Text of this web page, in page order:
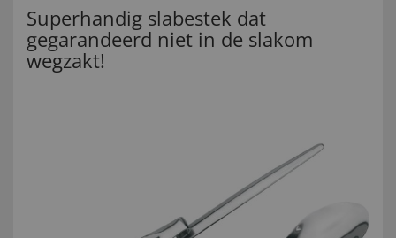
Superhandig slabestek dat
gegarandeerd niet in de slakom
wegzakt!